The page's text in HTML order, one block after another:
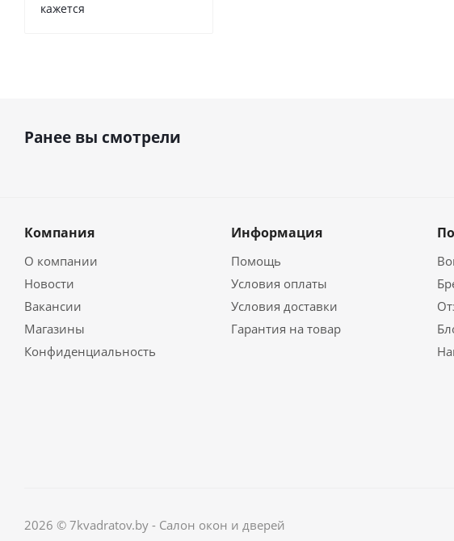
кажется
Ранее вы смотрели
Компания
О компании
Новости
Вакансии
Магазины
Конфиденциальность
Информация
Помощь
Условия оплаты
Условия доставки
Гарантия на товар
2026 © 7kvadratov.by - Салон окон и дверей